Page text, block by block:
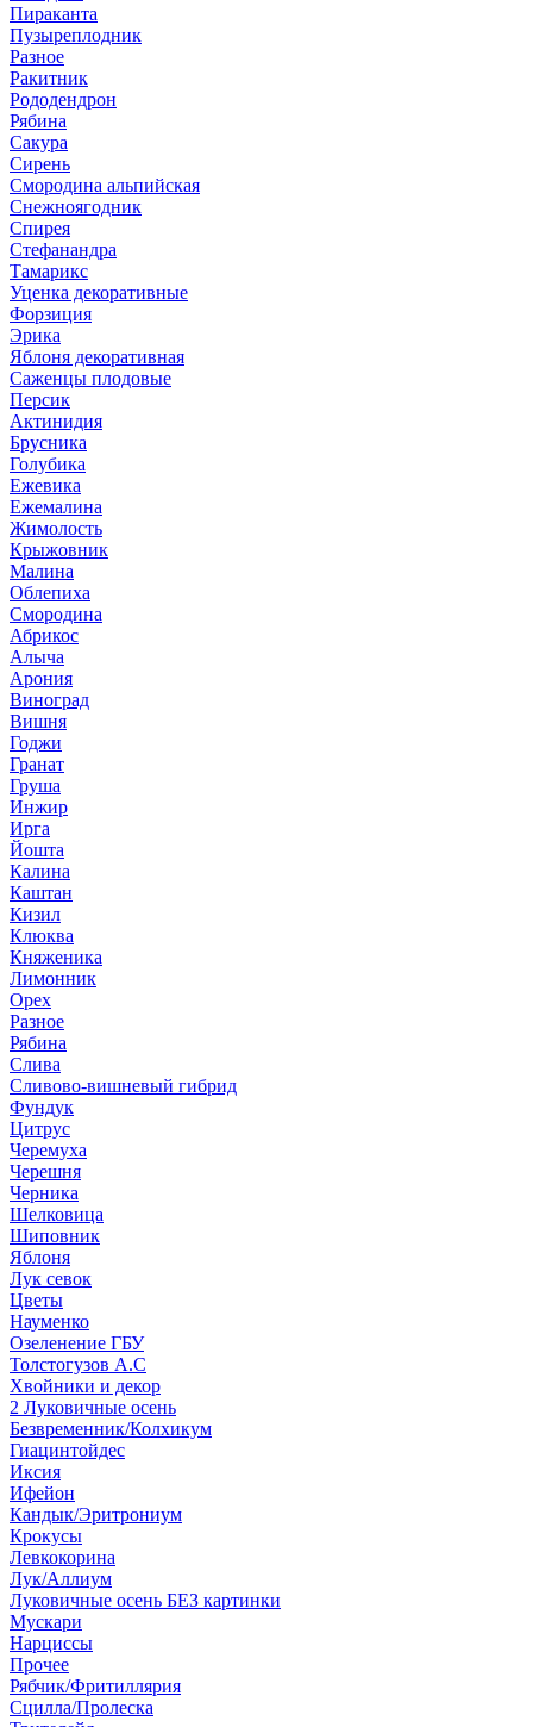
Пираканта
Пузыреплодник
Разное
Ракитник
Рододендрон
Рябина
Сакура
Сирень
Смородина альпийская
Снежноягодник
Спирея
Стефанандра
Тамарикс
Уценка декоративные
Форзиция
Эрика
Яблоня декоративная
Саженцы плодовые
Персик
Актинидия
Брусника
Голубика
Ежевика
Ежемалина
Жимолость
Крыжовник
Малина
Облепиха
Смородина
Абрикос
Алыча
Арония
Виноград
Вишня
Годжи
Гранат
Груша
Инжир
Ирга
Йошта
Калина
Каштан
Кизил
Клюква
Княженика
Лимонник
Орех
Разное
Рябина
Слива
Сливово-вишневый гибрид
Фундук
Цитрус
Черемуха
Черешня
Черника
Шелковица
Шиповник
Яблоня
Лук севок
Цветы
Науменко
Озеленение ГБУ
Толстогузов А.С
Хвойники и декор
2 Луковичные осень
Безвременник/Колхикум
Гиацинтойдес
Иксия
Ифейон
Кандык/Эритрониум
Крокусы
Левкокорина
Лук/Аллиум
Луковичные осень БЕЗ картинки
Мускари
Нарциссы
Прочее
Рябчик/Фритиллярия
Сцилла/Пролеска